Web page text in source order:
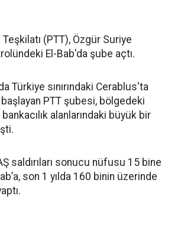
(PTT), Özgür Suriye
El-Bab'da şube açtı.
Türkiye sınırındaki Cerablus'ta
PTT şubesi, bölgedeki
alanlarındaki büyük bir
saldırıları sonucu nüfusu 15 bine
son 1 yılda 160 binin üzerinde